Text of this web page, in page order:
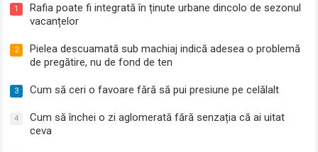
1
Rafia poate fi integrată în ținute urbane dincolo de sezonul
vacanțelor
2
Pielea descuamată sub machiaj indică adesea o problemă
de pregătire, nu de fond de ten
3 Cum să ceri o favoare fără să pui presiune pe celălalt
4
Cum să închei o zi aglomerată fără senzația că ai uitat
ceva